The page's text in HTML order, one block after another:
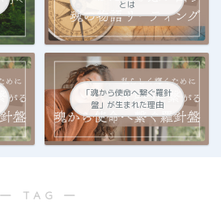
とは
「魂から使命へ繋ぐ羅針
盤」が生まれた理由
― TAG ―